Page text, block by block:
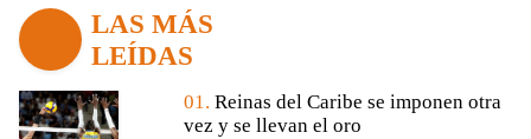
LAS MÁS
LEÍDAS
01. Reinas del Caribe se imponen otra
vez y se llevan el oro